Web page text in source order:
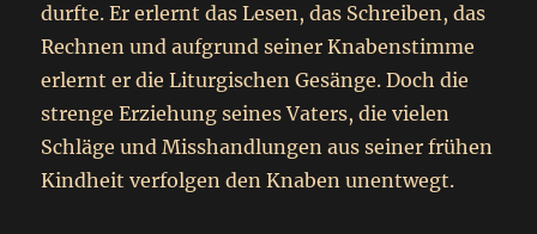
durfte. Er erlernt das Lesen, das Schreiben, das
Rechnen und aufgrund seiner Knabenstimme
erlernt er die Liturgischen Gesänge. Doch die
strenge Erziehung seines Vaters, die vielen
Schläge und Misshandlungen aus seiner frühen
Kindheit verfolgen den Knaben unentwegt.